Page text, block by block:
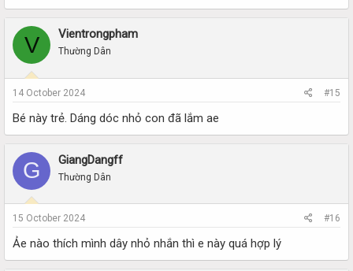
V Vientrongpham
Thường Dân
14 October 2024 #15
Bé này trẻ. Dáng dóc nhỏ con đã lắm ae
G GiangDangff
Thường Dân
15 October 2024 #16
Ảe nào thích mình dây nhỏ nhắn thì e này quá hợp lý